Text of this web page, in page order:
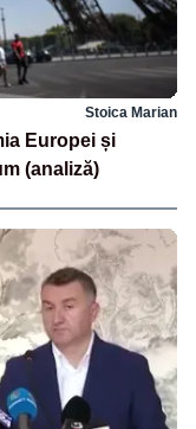
Stoica Marian
Europei și
(analiză)